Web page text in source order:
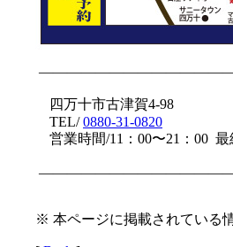
四万十市古津賀4-98
TEL/0880-31-0820
営業時間/11：00〜21：00 最
※ 本ページに掲載されている